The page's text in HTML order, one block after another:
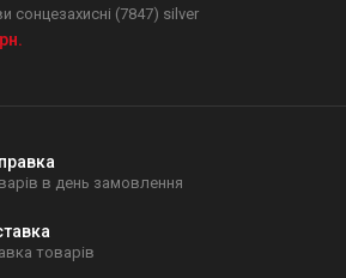
сонцезахисні (7847) silver
в день замовлення
товарів